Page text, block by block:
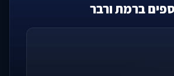
ברמת ורבר